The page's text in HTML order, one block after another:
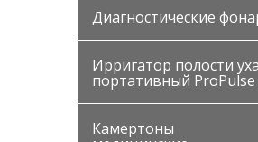
Диагностические
Ирригатор полости уха
портативный ProPulse
Камертоны